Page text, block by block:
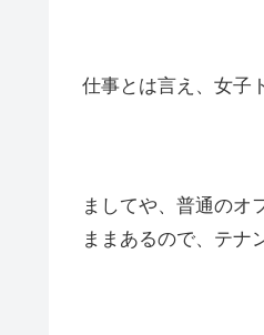
仕事とは言え、女子
ましてや、普通のオ
ままあるので、テナ